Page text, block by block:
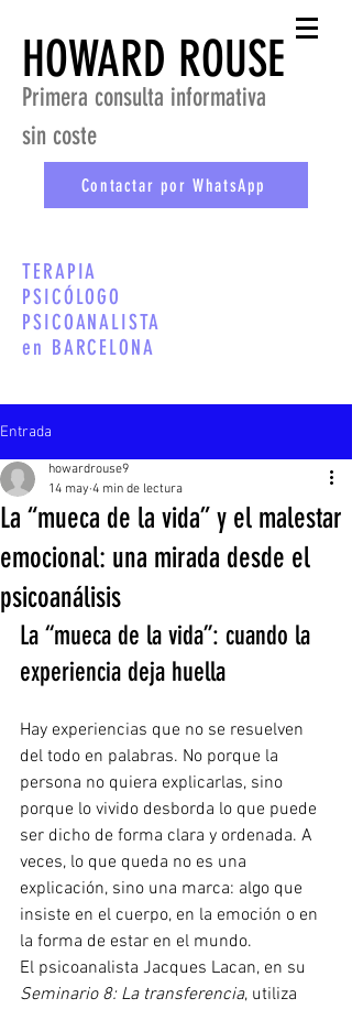
HOWARD ROUSE
Primera consulta informativa
sin coste
Contactar por WhatsApp
TERAPIA
PSICÓLOGO
PSICOANALISTA
en BARCELONA
Entrada
La “mueca de la vida” y el malestar
emocional: una mirada desde el
psicoanálisis
howardrouse9
14 may 4 min de lectura
La “mueca de la vida”: cuando la
experiencia deja huella
Hay experiencias que no se resuelven
del todo en palabras. No porque la
persona no quiera explicarlas, sino
porque lo vivido desborda lo que puede
ser dicho de forma clara y ordenada. A
veces, lo que queda no es una
explicación, sino una marca: algo que
insiste en el cuerpo, en la emoción o en
la forma de estar en el mundo.
El psicoanalista Jacques Lacan, en su
Seminario 8: La transferencia, utiliza